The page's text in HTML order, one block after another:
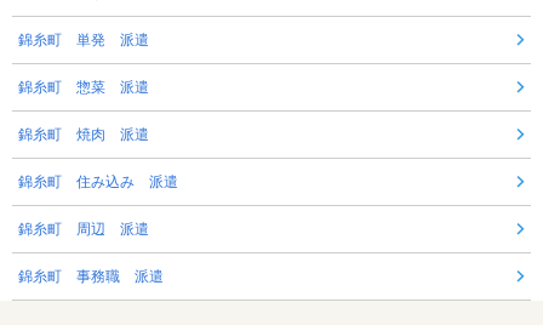
錦糸町 単発 派遣
錦糸町 惣菜 派遣
錦糸町 焼肉 派遣
錦糸町 住み込み 派遣
錦糸町 周辺 派遣
錦糸町 事務職 派遣